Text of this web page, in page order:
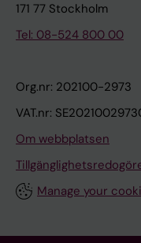
171 77 Stockholm
Tel: 08-524 800 00
Org.nr: 202100-2973
VAT.nr:
Om webbplatsen
Manage your